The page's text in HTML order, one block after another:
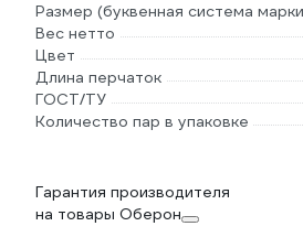
Размер (буквенная система
Вес нетто
Цвет
Длина перчаток
ГОСТ/ТУ
Количество пар в упаковке
Гарантия производителя
на товары Оберон